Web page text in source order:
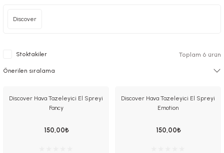
Discover
Stoktakiler Toplam 6 ürün
Discover Hava Tazeleyici El Spreyi
Fancy
150,00₺
Discover Hava Tazeleyici El Spreyi
Emotion
150,00₺